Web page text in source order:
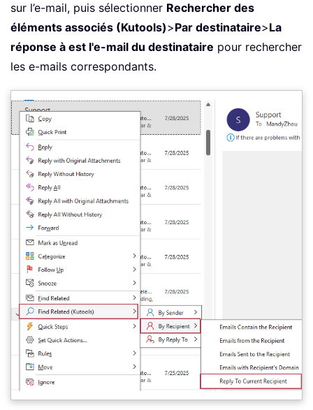
sur l’e-mail, puis sélectionner Rechercher des
éléments associés (Kutools)>Par destinataire>La
réponse à est l'e-mail du destinataire pour rechercher
les e-mails correspondants.